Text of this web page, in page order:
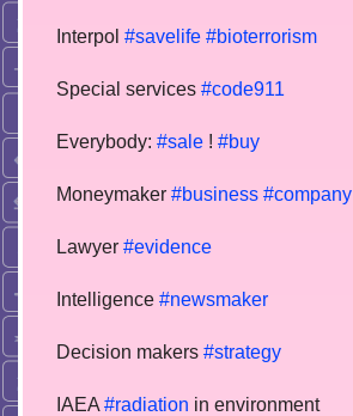
Interpol #savelife #bioterrorism
Special services #code911
Everybody: #sale ! #buy
Moneymaker #business #company
Lawyer #evidence
Intelligence #newsmaker
Decision makers #strategy
IAEA #radiation in environment